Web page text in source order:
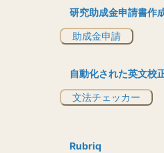
研究助成金申請書作
助成金申請
自動化された英文校
文法チェッカー
Rubriq